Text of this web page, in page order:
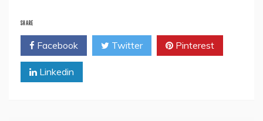
SHARE
Facebook Twitter Pinterest
Linkedin